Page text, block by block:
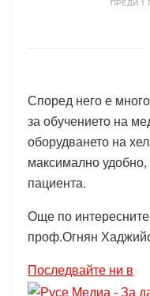
Според него е
за обучението на
оборудването на
максимално удобно,
пациента.
Още по
проф.Огнян
Последвайте ни в